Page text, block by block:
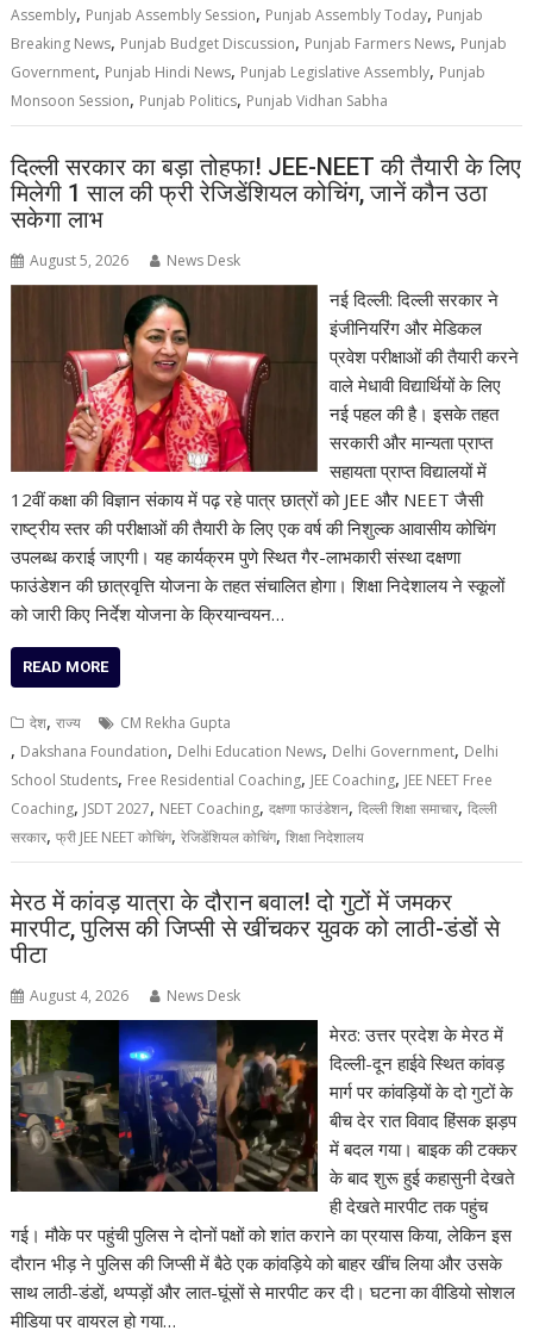
Assembly, Punjab Assembly Session, Punjab Assembly Today, Punjab
Breaking News, Punjab Budget Discussion, Punjab Farmers News, Punjab
Government, Punjab Hindi News, Punjab Legislative Assembly, Punjab
Monsoon Session, Punjab Politics, Punjab Vidhan Sabha
दिल्ली सरकार का बड़ा तोहफा! JEE-NEET की तैयारी के लिए
मिलेगी 1 साल की फ्री रेजिडेंशियल कोचिंग, जानें कौन उठा
सकेगा लाभ
August 5, 2026 News Desk
नई दिल्ली: दिल्ली सरकार ने
इंजीनियरिंग और मेडिकल
प्रवेश परीक्षाओं की तैयारी करने
वाले मेधावी विद्यार्थियों के लिए
नई पहल की है। इसके तहत
सरकारी और मान्यता प्राप्त
सहायता प्राप्त विद्यालयों में
12वीं कक्षा की विज्ञान संकाय में पढ़ रहे पात्र छात्रों को JEE और NEET जैसी
राष्ट्रीय स्तर की परीक्षाओं की तैयारी के लिए एक वर्ष की निशुल्क आवासीय कोचिंग
उपलब्ध कराई जाएगी। यह कार्यक्रम पुणे स्थित गैर-लाभकारी संस्था दक्षणा
फाउंडेशन की छात्रवृत्ति योजना के तहत संचालित होगा। शिक्षा निदेशालय ने स्कूलों
को जारी किए निर्देश योजना के क्रियान्वयन…
READ MORE
देश,राज्य CM Rekha Gupta
, Dakshana Foundation, Delhi Education News, Delhi Government, Delhi
School Students, Free Residential Coaching, JEE Coaching, JEE NEET Free
Coaching, JSDT 2027, NEET Coaching,दक्षणा फाउंडेशन,दिल्ली शिक्षा समाचार,दिल्ली
सरकार,फ्री JEE NEET कोचिंग,रेजिडेंशियल कोचिंग,शिक्षा निदेशालय
मेरठ में कांवड़ यात्रा के दौरान बवाल! दो गुटों में जमकर
मारपीट, पुलिस की जिप्सी से खींचकर युवक को लाठी-डंडों से
पीटा
August 4, 2026 News Desk
मेरठ: उत्तर प्रदेश के मेरठ में
दिल्ली-दून हाईवे स्थित कांवड़
मार्ग पर कांवड़ियों के दो गुटों के
बीच देर रात विवाद हिंसक झड़प
में बदल गया। बाइक की टक्कर
के बाद शुरू हुई कहासुनी देखते
ही देखते मारपीट तक पहुंच
गई। मौके पर पहुंची पुलिस ने दोनों पक्षों को शांत कराने का प्रयास किया, लेकिन इस
दौरान भीड़ ने पुलिस की जिप्सी में बैठे एक कांवड़िये को बाहर खींच लिया और उसके
साथ लाठी-डंडों, थप्पड़ों और लात-घूंसों से मारपीट कर दी। घटना का वीडियो सोशल
मीडिया पर वायरल हो गया…